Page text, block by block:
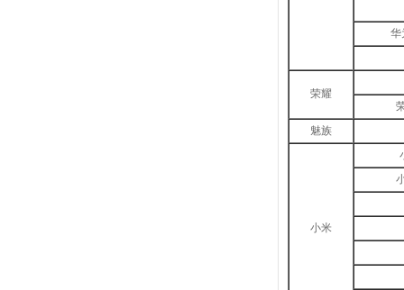
华
荣耀
魅族
小米